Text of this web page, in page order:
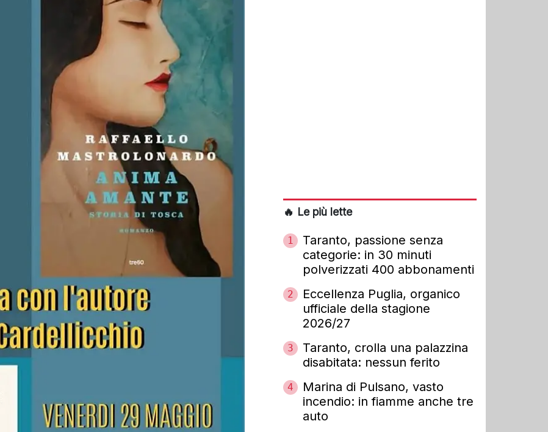
🔥 Le più lette
1
Taranto, passione senza
categorie: in 30 minuti
polverizzati 400 abbonamenti
2
Eccellenza Puglia, organico
ufficiale della stagione
2026/27
3
Taranto, crolla una palazzina
disabitata: nessun ferito
4
Marina di Pulsano, vasto
incendio: in fiamme anche tre
auto